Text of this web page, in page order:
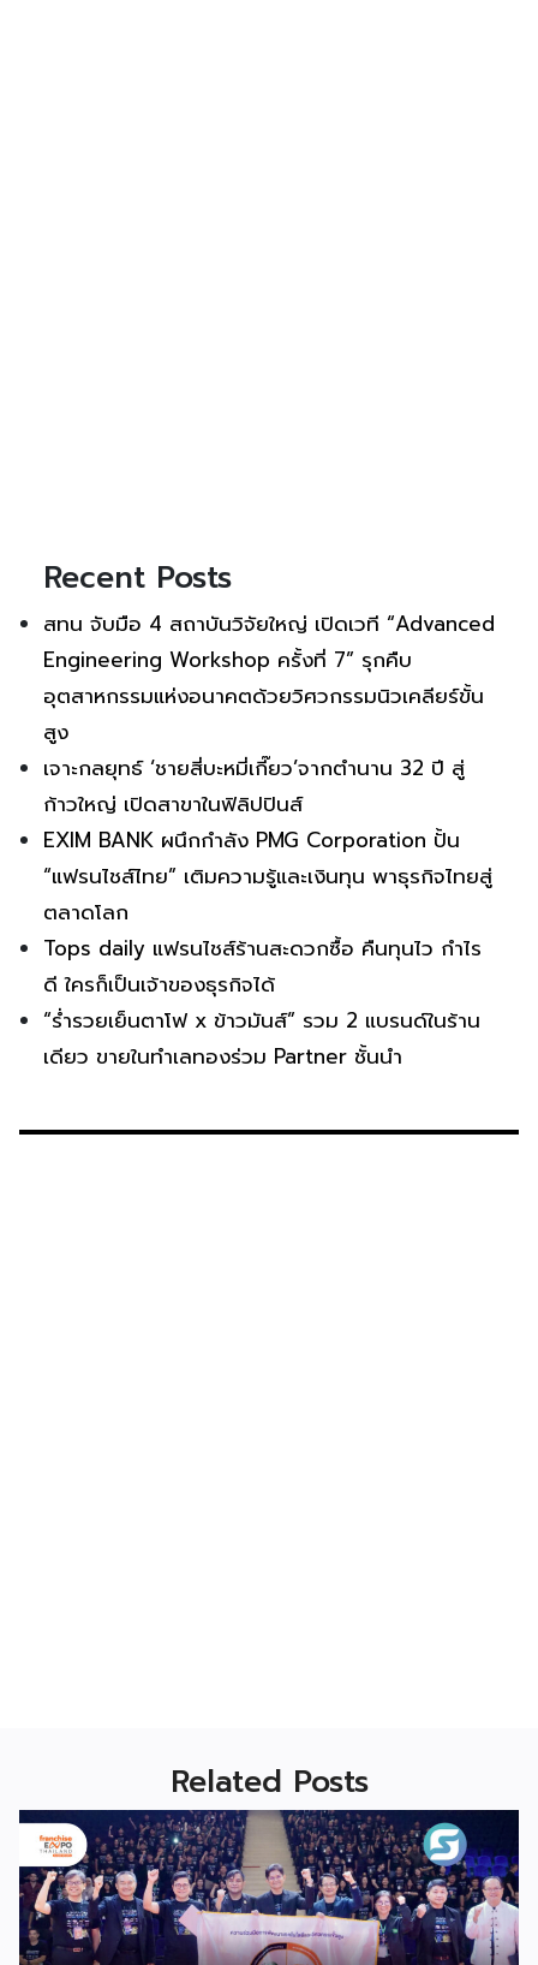
Recent Posts
สทน จับมือ 4 สถาบันวิจัยใหญ่ เปิดเวที “Advanced
Engineering Workshop ครั้งที่ 7” รุกคืบ
อุตสาหกรรมแห่งอนาคตด้วยวิศวกรรมนิวเคลียร์ขั้น
สูง
เจาะกลยุทธ์ ‘ชายสี่บะหมี่เกี๊ยว’จากตำนาน 32 ปี สู่
ก้าวใหญ่ เปิดสาขาในฟิลิปปินส์
EXIM BANK ผนึกกำลัง PMG Corporation ปั้น
“แฟรนไชส์ไทย” เติมความรู้และเงินทุน พาธุรกิจไทยสู่
ตลาดโลก
Tops daily แฟรนไชส์ร้านสะดวกซื้อ คืนทุนไว กำไร
ดี ใครก็เป็นเจ้าของธุรกิจได้
“ร่ำรวยเย็นตาโฟ x ข้าวมันส์” รวม 2 แบรนด์ในร้าน
เดียว ขายในทำเลทองร่วม Partner ชั้นนำ
Related Posts